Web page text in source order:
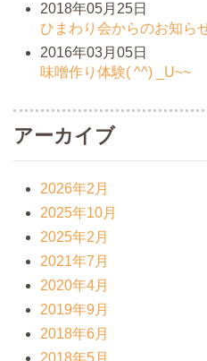
2018年05月25日
ひまわり会からのお知ら
2016年03月05日
味噌作り体験( ^^) _U~~
アーカイブ
2026年2月
2025年10月
2025年2月
2021年7月
2020年4月
2019年9月
2018年6月
2018年5月